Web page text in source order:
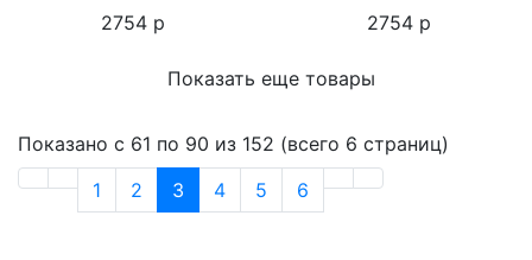
2754 р 2754 р
Показать еще товары
Показано с 61 по 90 из 152 (всего 6 страниц)
1
2 3 4 5 6